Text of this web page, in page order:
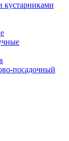
кустарниками
посадочный